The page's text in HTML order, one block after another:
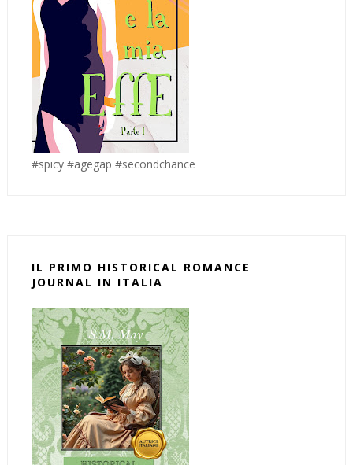
#spicy #agegap #secondchance
IL PRIMO HISTORICAL ROMANCE
JOURNAL IN ITALIA